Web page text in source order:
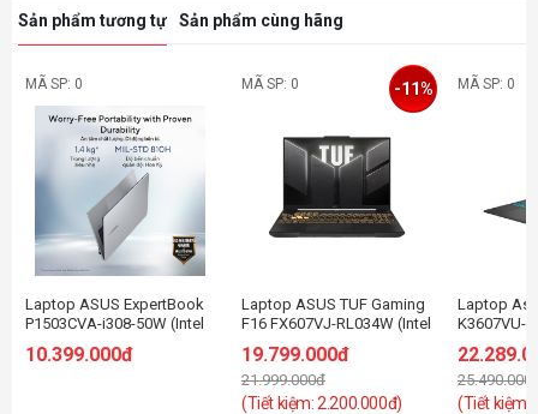
Sản phẩm tương tự Sản phẩm cùng hãng
MÃ SP: 0
Laptop ASUS ExpertBook
P1503CVA-i308-50W (Intel
15.6 inch FHD | 8GB |
10.399.000đ
MÃ SP: 0
Laptop ASUS TUF Gaming
F16 FX607VJ-RL034W (Intel
6GB | 16 inch FHD 144Hz |
16GB | 512GB | Win 11 |
Xám)
19.799.000đ
21.999.000đ
(Tiết kiệm: 2.200.000đ)
-11% MÃ SP: 0
Laptop
K3607VU-
16GB |
16 inch
Win 11 |
(Tiết kiệm: